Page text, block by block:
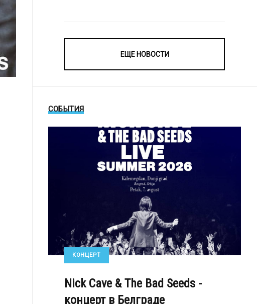
ЕЩЕ НОВОСТИ
СОБЫТИЯ
КОНЦЕРТ
Nick Cave & The Bad Seeds -
концерт в Белграде